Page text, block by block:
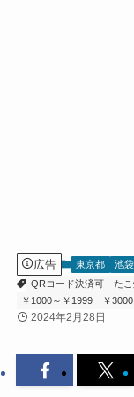
広告 東京都 池
QRコード決済可
た
￥1000～￥1999
￥
2024年2月28日